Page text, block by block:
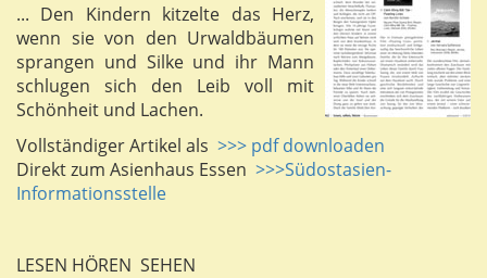
... Den Kindern kitzelte das Herz,
wenn sie von den Urwaldbäumen
sprangen und Silke und ihr Mann
schlugen sich den Leib voll mit
Schönheit und Lachen.
Vollständiger Artikel als >>> pdf downloaden
Direkt zum Asienhaus Essen >>>Südostasien-
Informationsstelle
LESEN HÖREN SEHEN